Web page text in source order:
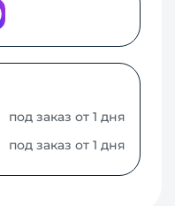
под заказ от 1 дня
под заказ от 1 дня